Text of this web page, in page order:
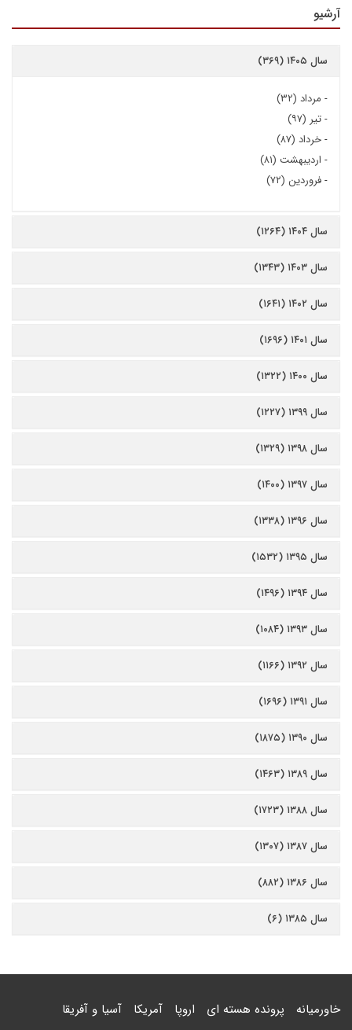
آرشیو
سال ۱۴۰۵ (۳۶۹)
- مرداد (۳۲)
-تیر (۹۷)
-خرداد (۸۷)
- اردیبهشت (۸۱)
-فروردین (۷۲)
سال ۱۴۰۴ (۱۲۶۴)
سال ۱۴۰۳ (۱۳۴۳)
سال ۱۴۰۲ (۱۶۴۱)
سال ۱۴۰۱ (۱۶۹۶)
سال ۱۴۰۰ (۱۳۲۲)
سال ۱۳۹۹ (۱۲۲۷)
سال ۱۳۹۸ (۱۳۲۹)
سال ۱۳۹۷ (۱۴۰۰)
سال ۱۳۹۶ (۱۳۳۸)
سال ۱۳۹۵ (۱۵۳۲)
سال ۱۳۹۴ (۱۴۹۶)
سال ۱۳۹۳ (۱۰۸۴)
سال ۱۳۹۲ (۱۱۶۶)
سال ۱۳۹۱ (۱۶۹۶)
سال ۱۳۹۰ (۱۸۷۵)
سال ۱۳۸۹ (۱۴۶۳)
سال ۱۳۸۸ (۱۷۲۳)
سال ۱۳۸۷ (۱۳۰۷)
سال ۱۳۸۶ (۸۸۲)
سال ۱۳۸۵ (۶)
خاورمیانه پرونده هسته ای اروپا آمریکا آسیا و آفریقا